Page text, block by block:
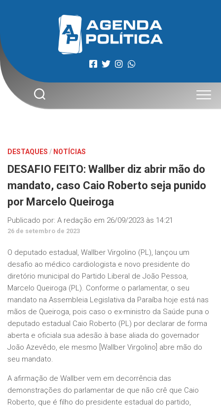
DESTAQUES / NOTÍCIAS
DESAFIO FEITO: Wallber diz abrir mão do
mandato, caso Caio Roberto seja punido
por Marcelo Queiroga
Publicado por: A redação em 26/09/2023 às 14:21
26 de setembro de 2023
O deputado estadual, Wallber Virgolino (PL), lançou um
desafio ao médico cardiologista e novo presidente do
diretório municipal do Partido Liberal de João Pessoa,
Marcelo Queiroga (PL). Conforme o parlamentar, o seu
mandato na Assembleia Legislativa da Paraíba hoje está nas
mãos de Queiroga, pois caso o ex-ministro da Saúde puna o
deputado estadual Caio Roberto (PL) por declarar de forma
aberta e oficiala sua adesão à base aliada do governador
João Azevêdo, ele mesmo [Wallber Virgolino] abre mão do
seu mandato.
A afirmação de Wallber vem em decorrência das
demonstrações do parlamentar de que não crê que Caio
Roberto, que é filho do presidente estadual do partido,